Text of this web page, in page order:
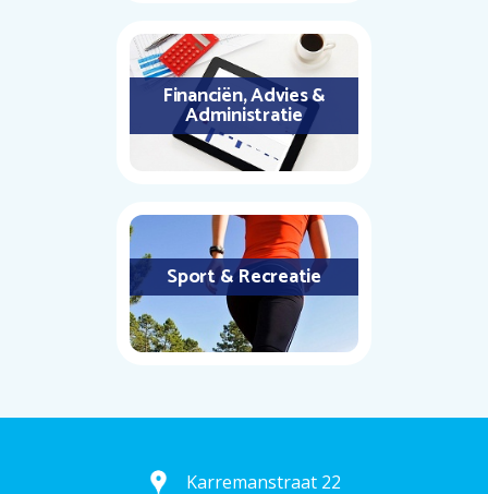
Financiën, Advies &
Administratie
Sport & Recreatie
Karremanstraat 22